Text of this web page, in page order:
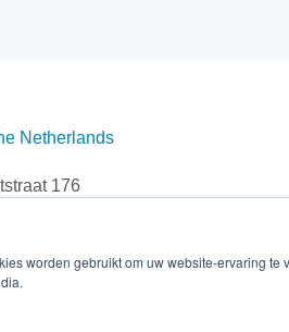
worden gebruikt om uw website-ervaring
Netherlands
176
542 6929